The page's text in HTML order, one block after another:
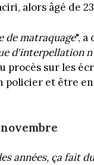
alors âgé de 23
de matraquage", a
d'interpellation
procès sur les
et être
années, ça fait